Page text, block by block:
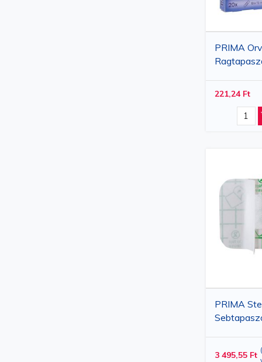
PRIMA
20 db,
221,24 Ft
PRIMA
3 495,55 Ft (